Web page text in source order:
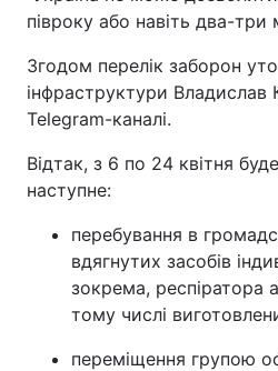
півроку або навіть два-три
Згодом перелік заборон
інфраструктури Владислав
Telegram-каналі.
Відтак, з 6 по 24 квітня буде
наступне:
перебування в
вдягнутих засобів
зокрема, респіратора
тому числі
переміщення групою